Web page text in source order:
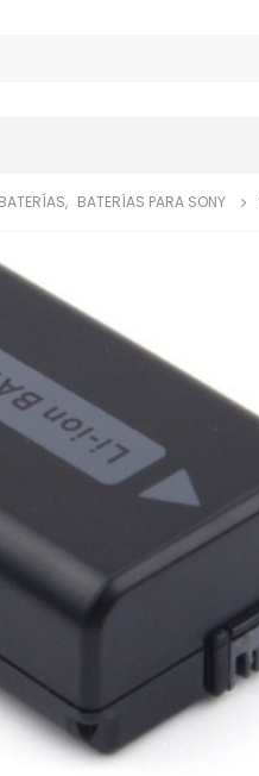
BATERÍAS, BATERÍAS PARA SONY